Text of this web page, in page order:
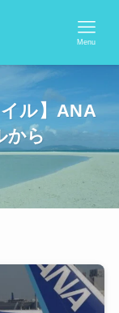
Menu
ル】ANA
から